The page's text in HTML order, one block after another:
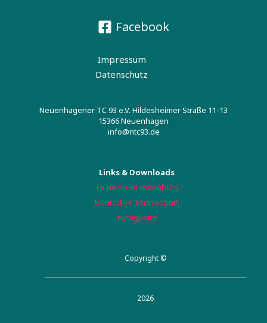
Facebook
Impressum
Datenschutz
Neuenhagener TC 93 e.V. Hildesheimer Straße 11-13
15366 Neuenhagen
info@ntc93.de
Links & Downloads
TV Berlin-Brandenburg
Deutscher Tennisbund
mybigpoint
Copyright ©
2026